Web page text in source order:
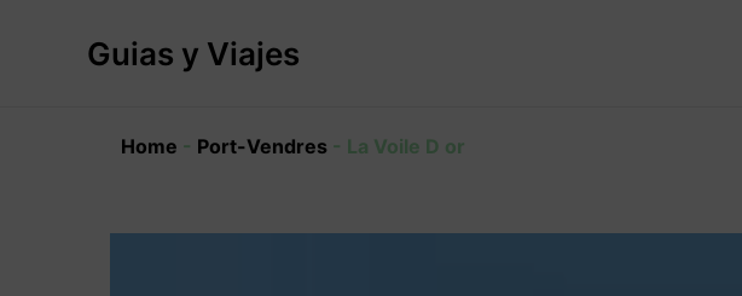
Guias y Viajes
Home - Port-Vendres - La Voile D or